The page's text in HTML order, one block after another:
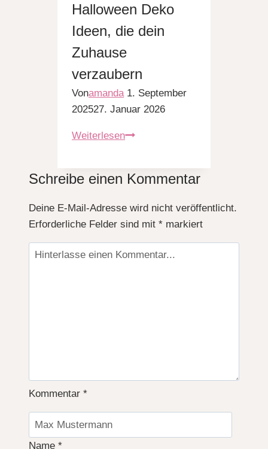
Halloween Deko
Ideen, die dein
Zuhause
verzaubern
Vonamanda 1. September
202527. Januar 2026
Weiterlesen17
Halloween
Deko
Schreibe einen Kommentar
Deine E-Mail-Adresse wird nicht veröffentlicht.
Erforderliche Felder sind mit * markiert
Kommentar *
Name *